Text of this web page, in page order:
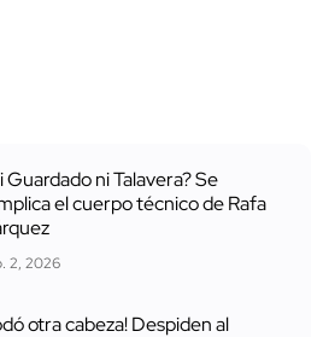
Guardado ni Talavera? Se
el cuerpo técnico de Rafa
2, 2026
otra cabeza! Despiden al